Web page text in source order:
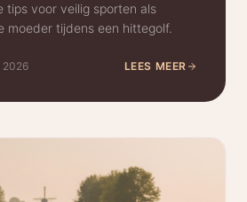
tips voor veilig sporten als
moeder tijdens een hittegolf.
2026 LEES MEER